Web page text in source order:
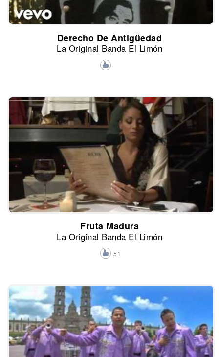
Derecho De Antigüedad
La Original Banda El Limón
Fruta Madura
La Original Banda El Limón
51